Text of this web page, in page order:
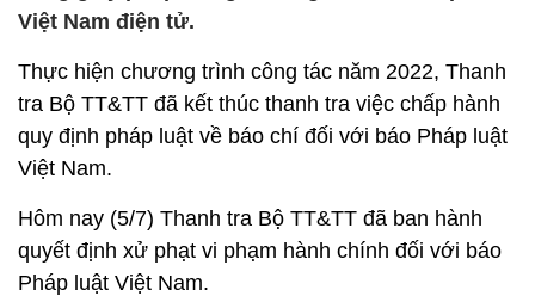
Việt Nam điện tử.
Thực hiện chương trình công tác năm 2022, Thanh
tra Bộ TT&TT đã kết thúc thanh tra việc chấp hành
quy định pháp luật về báo chí đối với báo Pháp luật
Việt Nam.
Hôm nay (5/7) Thanh tra Bộ TT&TT đã ban hành
quyết định xử phạt vi phạm hành chính đối với báo
Pháp luật Việt Nam.